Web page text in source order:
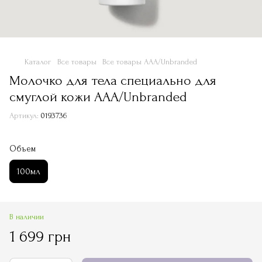
Каталог Все товары Все товары ААА/Unbranded
Молочко для тела специально для
смуглой кожи ААА/Unbranded
Артикул: 0193736
Объем
100мл
В наличии
1 699 грн